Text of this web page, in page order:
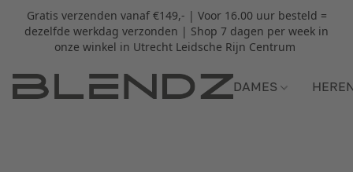
Gratis verzenden vanaf €149,- | Voor 16.00 uur besteld =
dezelfde werkdag verzonden | Shop 7 dagen per week in
onze winkel in Utrecht Leidsche Rijn Centrum
DAMES